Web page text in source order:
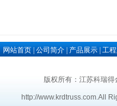
网站首页|公司简介|产品展示|工
版权所有：江苏科瑞
http://www.krdtruss.com.All